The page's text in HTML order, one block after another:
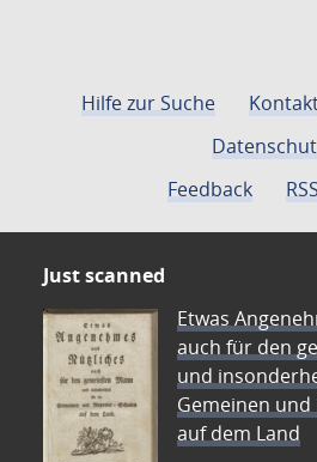
Hilfe zur Suche
Feedback
Just scanned
Etwas
auch für den
und
Gemeinen und
auf dem Land